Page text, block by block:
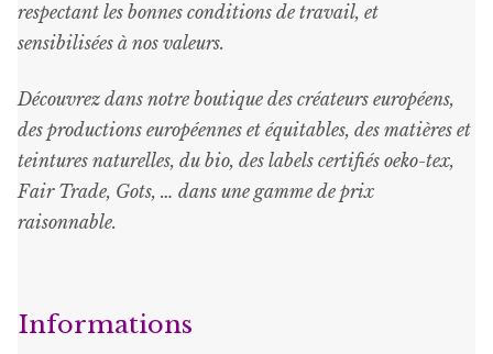
respectant les bonnes conditions de travail, et
sensibilisées à nos valeurs.
Découvrez dans notre boutique des créateurs européens,
des productions européennes et équitables, des matières et
teintures naturelles, du bio, des labels certifiés oeko-tex,
Fair Trade, Gots, … dans une gamme de prix
raisonnable.
Informations